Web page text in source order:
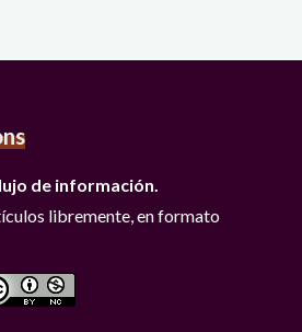
de información.
libremente, en formato